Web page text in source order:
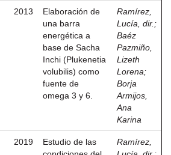
2013
Elaboración de
una barra
energética a
base de Sacha
Inchi (Plukenetia
volubilis) como
fuente de
omega 3 y 6.
Ramírez,
Lucía, dir. ;
Baéz
Pazmiño,
Lizeth
Lorena;
Borja
Armijos,
Ana
Karina
2019
Estudio de las
Ramírez,